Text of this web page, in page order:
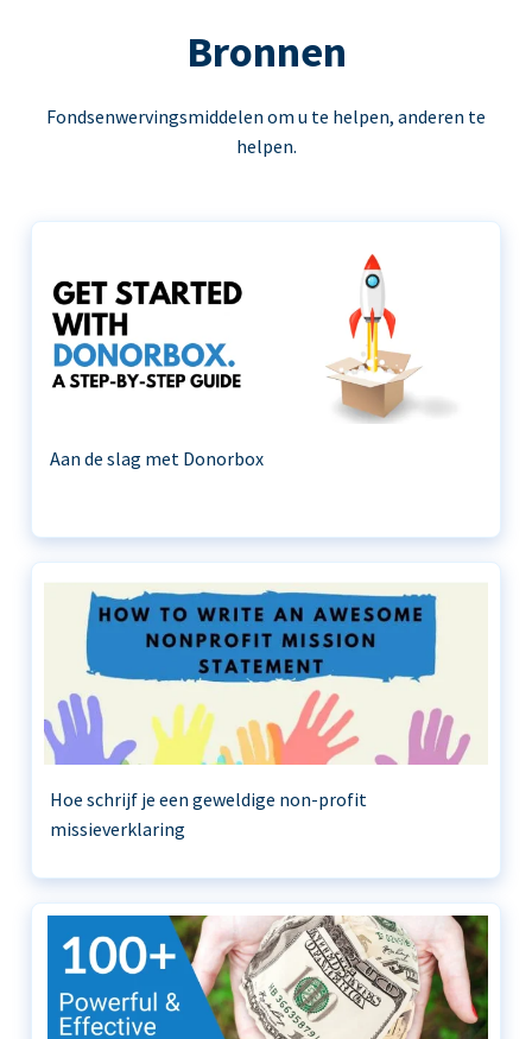
Bronnen
Fondsenwervingsmiddelen om u te helpen, anderen te
helpen.
Aan de slag met Donorbox
Hoe schrijf je een geweldige non-profit
missieverklaring